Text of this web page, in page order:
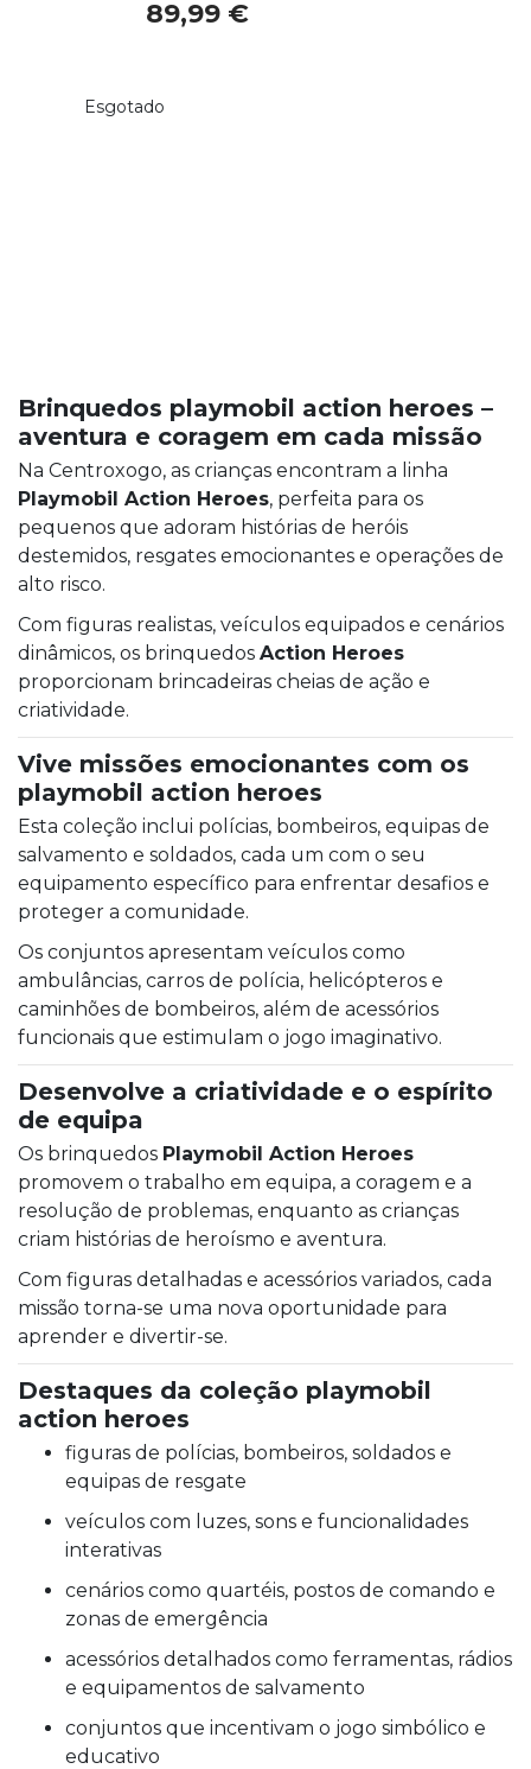
89,99 €
Esgotado
Brinquedos playmobil action heroes –
aventura e coragem em cada missão
Na Centroxogo, as crianças encontram a linha
Playmobil Action Heroes, perfeita para os
pequenos que adoram histórias de heróis
destemidos, resgates emocionantes e operações de
alto risco.
Com figuras realistas, veículos equipados e cenários
dinâmicos, os brinquedos Action Heroes
proporcionam brincadeiras cheias de ação e
criatividade.
Vive missões emocionantes com os
playmobil action heroes
Esta coleção inclui polícias, bombeiros, equipas de
salvamento e soldados, cada um com o seu
equipamento específico para enfrentar desafios e
proteger a comunidade.
Os conjuntos apresentam veículos como
ambulâncias, carros de polícia, helicópteros e
caminhões de bombeiros, além de acessórios
funcionais que estimulam o jogo imaginativo.
Desenvolve a criatividade e o espírito
de equipa
Os brinquedos Playmobil Action Heroes
promovem o trabalho em equipa, a coragem e a
resolução de problemas, enquanto as crianças
criam histórias de heroísmo e aventura.
Com figuras detalhadas e acessórios variados, cada
missão torna-se uma nova oportunidade para
aprender e divertir-se.
Destaques da coleção playmobil
action heroes
figuras de polícias, bombeiros, soldados e
equipas de resgate
veículos com luzes, sons e funcionalidades
interativas
cenários como quartéis, postos de comando e
zonas de emergência
acessórios detalhados como ferramentas, rádios
e equipamentos de salvamento
conjuntos que incentivam o jogo simbólico e
educativo